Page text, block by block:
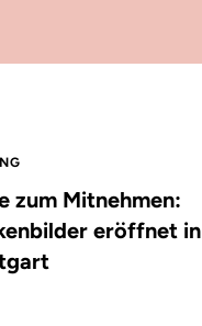
zum Mitnehmen:
eröffnet in